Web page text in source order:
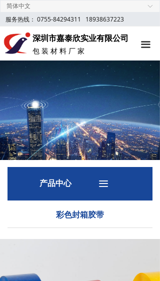
끀
首页
定制胶纸
产品中心
关于我们
网上商城
联系我们
深圳市嘉泰欣实业有限公司
包 装 材 料 厂 家
服务热线： 0755-84294311 18938637223
ꀅ
简体中文
产品中心 끀
彩色封箱胶带